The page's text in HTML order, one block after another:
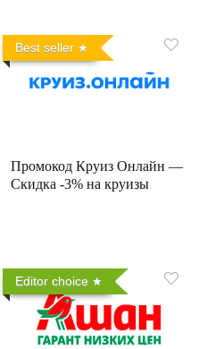
Best seller
Промокод Круиз Онлайн —
Скидка -3% на круизы
Editor choice